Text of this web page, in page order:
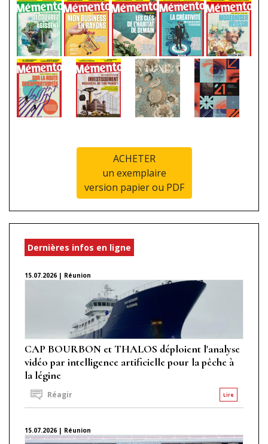
ACHETER
un exemplaire
version papier ou PDF
Dernières infos en ligne
15.07.2026 | Réunion
CAP BOURBON et THALOS déploient l'analyse
vidéo par intelligence artificielle pour la pêche à
la légine
Lire
Réagir
15.07.2026 | Réunion